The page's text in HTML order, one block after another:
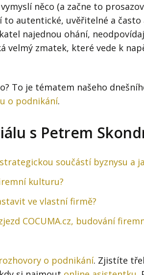
něco (a začne to
to autentické, uvěřitelné a
najednou ohání,
velmý zmatek, které vede k
To je tématem našeho
o podnikání.
s Petrem
součástí byznysu a
kulturu?
ve vlastní firmě?
COCUMA.cz, budování
rozhovory o podnikání. Zjistíte